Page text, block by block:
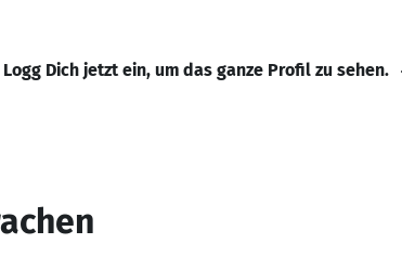
Logg Dich jetzt ein, um das ganze Profil zu sehen.